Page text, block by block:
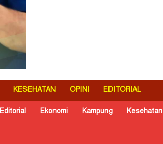
KESEHATAN OPINI EDITORIAL
Editorial Ekonomi Kampung Kesehatan